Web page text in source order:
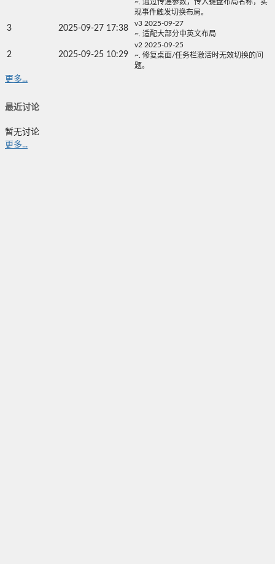
~. 通过传递参数，传入键盘布局名称，实
现事件触发切换布局。
3 2025-09-27 17:38
v3 2025-09-27
~. 适配大部分中英文布局
2 2025-09-25 10:29
v2 2025-09-25
~. 修复桌面/任务栏激活时无效切换的问
题。
更多...
最近讨论
暂无讨论
更多...